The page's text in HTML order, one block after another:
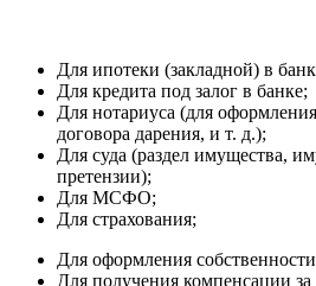
Для ипотеки (закладной) в
Для кредита под залог в банке;
Для нотариуса (для
договора дарения, и т. д.);
Для суда (раздел имущества,
претензии);
Для МСФО;
Для страхования;
Для оформления
Для получения компенсации за